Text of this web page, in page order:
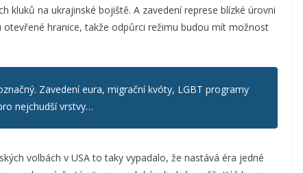
kluků na ukrajinské bojiště. A zavedení represe blízké úrovni
hranice, takže odpůrci režimu budou mít možnost
Zavedení eura, migrační kvóty, LGBT programy
nejchudší vrstvy…
volbách v USA to taky vypadalo, že nastává éra jedné